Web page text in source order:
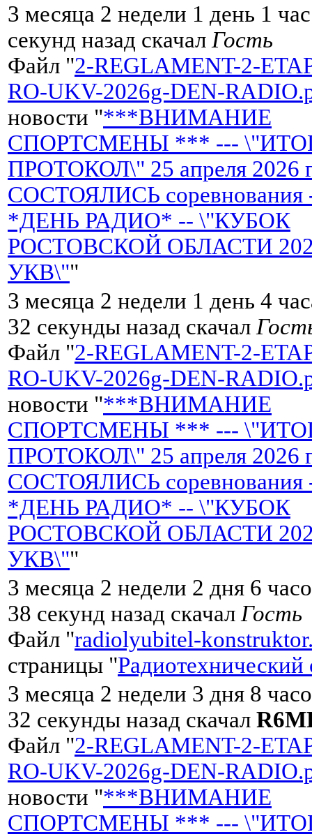
3 месяца 2 недели 1 день 1
секунд назад скачал Гость
Файл "2-REGLAMENT-2-
RO-UKV-2026g-DEN-
новости "***ВНИМАНИЕ
СПОРТСМЕНЫ *** ---
ПРОТОКОЛ\" 25 апреля 2026
СОСТОЯЛИСЬ
*ДЕНЬ РАДИО* -- \"КУБОК
РОСТОВСКОЙ ОБЛАСТИ 2026
УКВ\""
3 месяца 2 недели 1 день 4
32 секунды назад скачал
Файл "2-REGLAMENT-2-
RO-UKV-2026g-DEN-
новости "***ВНИМАНИЕ
СПОРТСМЕНЫ *** ---
ПРОТОКОЛ\" 25 апреля 2026
СОСТОЯЛИСЬ
*ДЕНЬ РАДИО* -- \"КУБОК
РОСТОВСКОЙ ОБЛАСТИ 2026
УКВ\""
3 месяца 2 недели 2 дня 6
38 секунд назад скачал Гость
Файл "radiolyubitel-
страницы "Радиотехнический
3 месяца 2 недели 3 дня 8
32 секунды назад скачал
Файл "2-REGLAMENT-2-
RO-UKV-2026g-DEN-
новости "***ВНИМАНИЕ
СПОРТСМЕНЫ *** ---